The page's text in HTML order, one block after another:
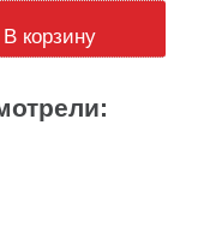
В корзину